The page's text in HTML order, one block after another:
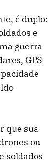
é duplo:
e
guerra
GPS
que sua
ou
soldados